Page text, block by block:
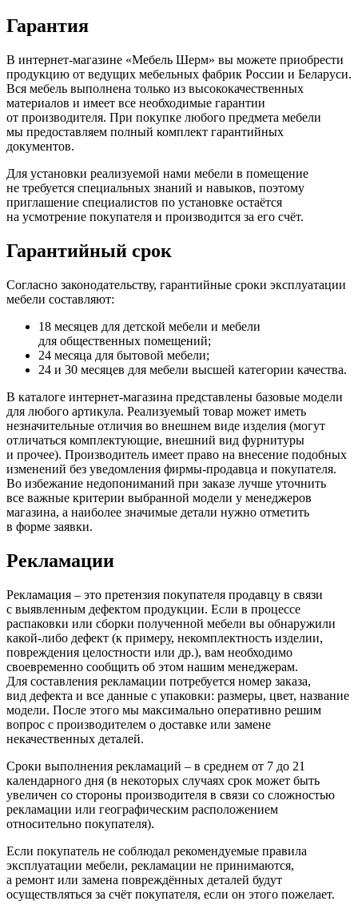
Гарантия
В интернет-магазине «Мебель Шерм» вы можете приобрести
продукцию от ведущих мебельных фабрик России и Беларуси.
Вся мебель выполнена только из высококачественных
материалов и имеет все необходимые гарантии
от производителя. При покупке любого предмета мебели
мы предоставляем полный комплект гарантийных
документов.
Для установки реализуемой нами мебели в помещение
не требуется специальных знаний и навыков, поэтому
приглашение специалистов по установке остаётся
на усмотрение покупателя и производится за его счёт.
Гарантийный срок
Согласно законодательству, гарантийные сроки эксплуатации
мебели составляют:
18 месяцев для детской мебели и мебели
для общественных помещений;
24 месяца для бытовой мебели;
24 и 30 месяцев для мебели высшей категории качества.
В каталоге интернет-магазина представлены базовые модели
для любого артикула. Реализуемый товар может иметь
незначительные отличия во внешнем виде изделия (могут
отличаться комплектующие, внешний вид фурнитуры
и прочее). Производитель имеет право на внесение подобных
изменений без уведомления фирмы-продавца и покупателя.
Во избежание недопониманий при заказе лучше уточнить
все важные критерии выбранной модели у менеджеров
магазина, а наиболее значимые детали нужно отметить
в форме заявки.
Рекламации
Рекламация – это претензия покупателя продавцу в связи
с выявленным дефектом продукции. Если в процессе
распаковки или сборки полученной мебели вы обнаружили
какой-либо дефект (к примеру, некомплектность изделии,
повреждения целостности или др.), вам необходимо
своевременно сообщить об этом нашим менеджерам.
Для составления рекламации потребуется номер заказа,
вид дефекта и все данные с упаковки: размеры, цвет, название
модели. После этого мы максимально оперативно решим
вопрос с производителем о доставке или замене
некачественных деталей.
Сроки выполнения рекламаций – в среднем от 7 до 21
календарного дня (в некоторых случаях срок может быть
увеличен со стороны производителя в связи со сложностью
рекламации или географическим расположением
относительно покупателя).
Если покупатель не соблюдал рекомендуемые правила
эксплуатации мебели, рекламации не принимаются,
а ремонт или замена повреждённых деталей будут
осуществляться за счёт покупателя, если он этого пожелает.